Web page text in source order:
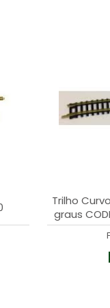
Trilho
graus